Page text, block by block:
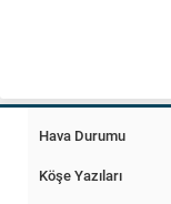
Hava Durumu
Köşe Yazıları